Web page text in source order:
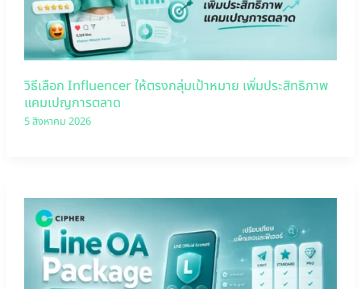
วิธีเลือก Influencer ให้ตรงกลุ่มเป้าหมาย เพิ่มประสิทธิภาพ
แคมเปญการตลาด
5 สิงหาคม 2026